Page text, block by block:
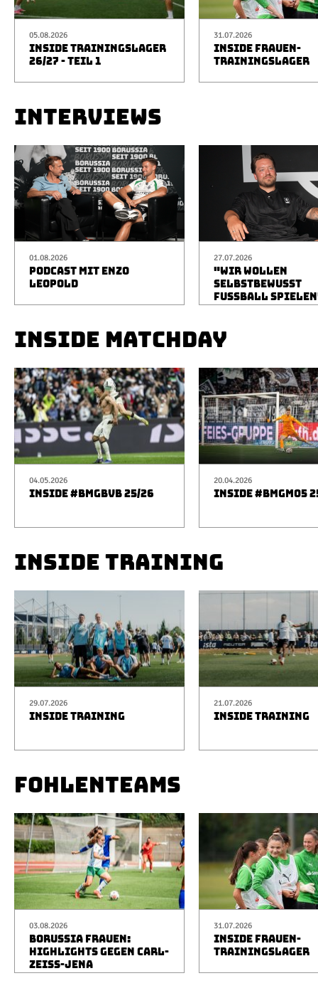
05.08.2026
INSIDE TRAININGSLAGER
26/27 - TEIL 1
31.07.2026
INSIDE FRAUEN-
TRAININGSLAGER
INTERVIEWS
01.08.2026
PODCAST MIT ENZO
LEOPOLD
27.07.2026
"WIR WOLLEN
SELBSTBEWUSST
FUSSBALL
INSIDE MATCHDAY
04.05.2026
INSIDE #BMGBVB 25/26
20.04.2026
INSIDE #BMGM05
INSIDE TRAINING
29.07.2026
INSIDE TRAINING
21.07.2026
INSIDE TRAINING
FOHLENTEAMS
03.08.2026
BORUSSIA FRAUEN:
HIGHLIGHTS GEGEN CARL-
ZEISS-JENA
31.07.2026
INSIDE FRAUEN-
TRAININGSLAGER